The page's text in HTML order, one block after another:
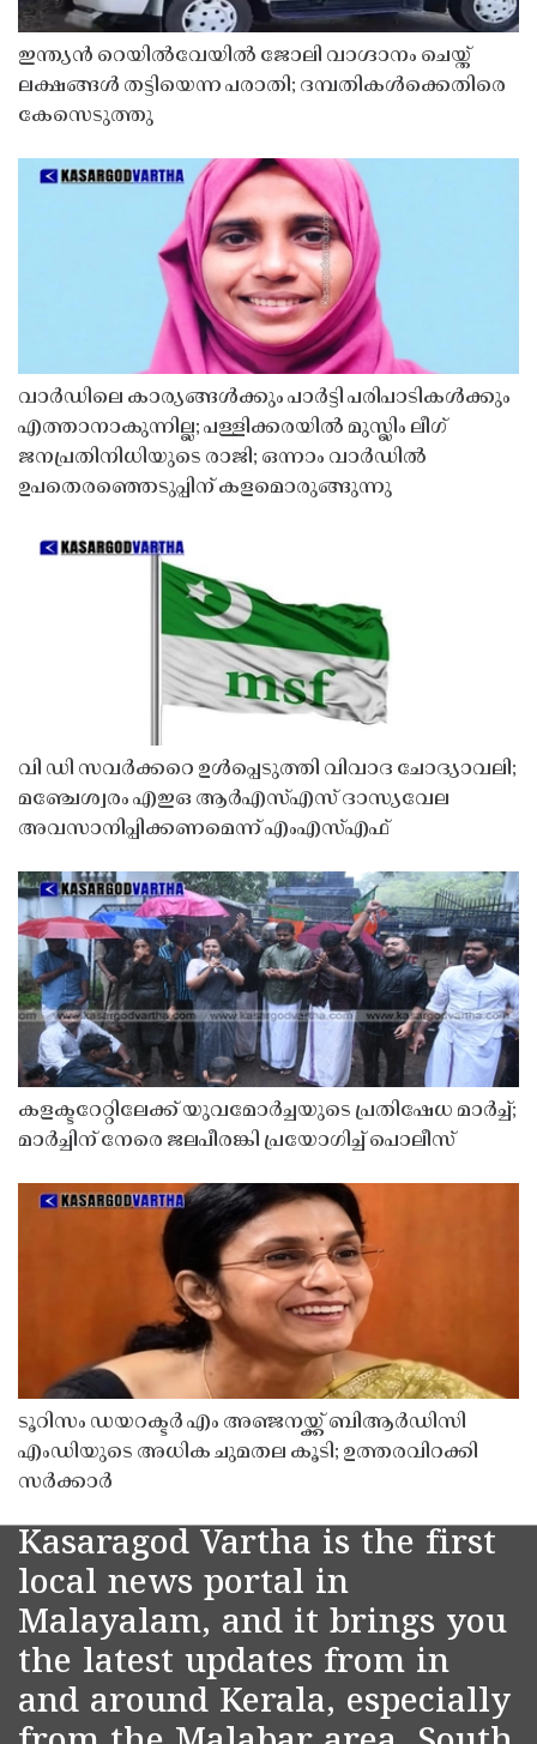
ഇന്ത്യൻ റെയിൽവേയിൽ ജോലി വാഗ്ദാനം ചെയ്ത്
ലക്ഷങ്ങൾ തട്ടിയെന്ന പരാതി; ദമ്പതികൾക്കെതിരെ
കേസെടുത്തു
വാർഡിലെ കാര്യങ്ങൾക്കും പാർട്ടി പരിപാടികൾക്കും
എത്താനാകുന്നില്ല; പള്ളിക്കരയിൽ മുസ്ലിം ലീഗ്
ജനപ്രതിനിധിയുടെ രാജി; ഒന്നാം വാർഡിൽ
ഉപതെരഞ്ഞെടുപ്പിന് കളമൊരുങ്ങുന്നു
വി ഡി സവർക്കറെ ഉൾപ്പെടുത്തി വിവാദ ചോദ്യാവലി;
മഞ്ചേശ്വരം എഇഒ ആർഎസ്എസ് ദാസ്യവേല
അവസാനിപ്പിക്കണമെന്ന് എംഎസ്എഫ്
കളക്ടറേറ്റിലേക്ക് യുവമോർച്ചയുടെ പ്രതിഷേധ മാർച്ച്;
മാർച്ചിന് നേരെ ജലപീരങ്കി പ്രയോഗിച്ച് പൊലീസ്
ടൂറിസം ഡയറക്ടർ എം അഞ്ജനയ്ക്ക് ബിആർഡിസി
എംഡിയുടെ അധിക ചുമതല കൂടി; ഉത്തരവിറക്കി
സർക്കാർ
Kasaragod Vartha is the first
local news portal in
Malayalam, and it brings you
the latest updates from in
and around Kerala, especially